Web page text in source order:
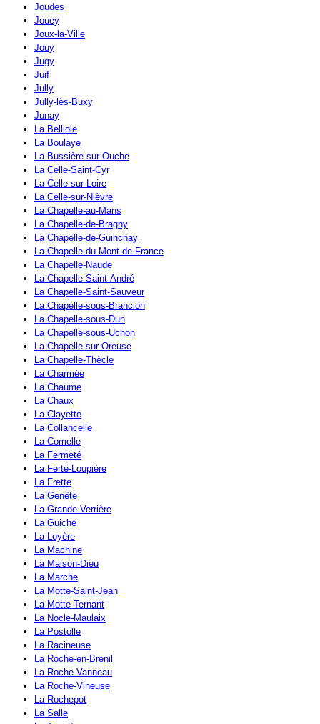
Joudes
Jouey
Joux-la-Ville
Jouy
Jugy
Juif
Jully
Jully-lès-Buxy
Junay
La Belliole
La Boulaye
La Bussière-sur-Ouche
La Celle-Saint-Cyr
La Celle-sur-Loire
La Celle-sur-Nièvre
La Chapelle-au-Mans
La Chapelle-de-Bragny
La Chapelle-de-Guinchay
La Chapelle-du-Mont-de-France
La Chapelle-Naude
La Chapelle-Saint-André
La Chapelle-Saint-Sauveur
La Chapelle-sous-Brancion
La Chapelle-sous-Dun
La Chapelle-sous-Uchon
La Chapelle-sur-Oreuse
La Chapelle-Thècle
La Charmée
La Chaume
La Chaux
La Clayette
La Collancelle
La Comelle
La Fermeté
La Ferté-Loupière
La Frette
La Genête
La Grande-Verrière
La Guiche
La Loyère
La Machine
La Maison-Dieu
La Marche
La Motte-Saint-Jean
La Motte-Ternant
La Nocle-Maulaix
La Postolle
La Racineuse
La Roche-en-Brenil
La Roche-Vanneau
La Roche-Vineuse
La Rochepot
La Salle